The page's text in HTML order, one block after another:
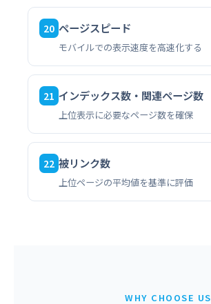
20 ページスピード
モバイルでの表示速度を高速化する
21 インデックス数・関連ページ数
上位表示に必要なページ数を確保
22 被リンク数
上位ページの平均値を基準に評価
WHY CHOOSE US